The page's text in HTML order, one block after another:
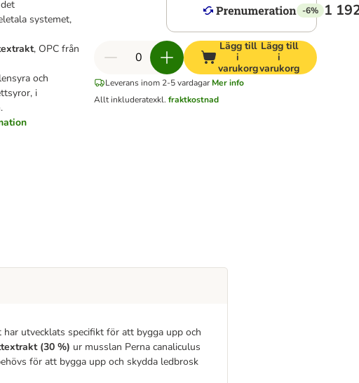
systemet,
, OPC från
och
i
-6% 1
Lägg till
i
varukorg
Lägg till
i
varukorg
Leverans inom 2-5 vardagar Mer info
Allt inkluderatexkl. fraktkostnad
utvecklats specifikt för att bygga upp och
(30 %) ur musslan Perna canaliculus
för att bygga upp och skydda ledbrosk